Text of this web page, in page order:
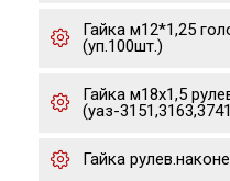
Гайка м12*1,25
(уп.100шт.)
Гайка м18х1,5
(уаз-
Гайка